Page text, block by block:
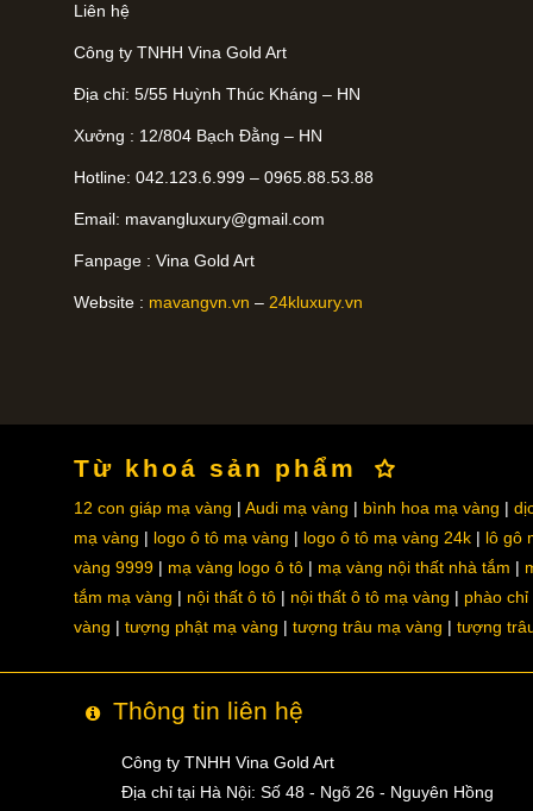
Liên hệ
Công ty TNHH Vina Gold Art
Địa chỉ: 5/55 Huỳnh Thúc Kháng – HN
Xưởng : 12/804 Bạch Đằng – HN
Hotline: 042.123.6.999 – 0965.88.53.88
Email: mavangluxury@gmail.com
Fanpage : Vina Gold Art
Website : mavangvn.vn – 24kluxury.vn
Từ khoá sản phẩm
12 con giáp mạ vàng Audi mạ vàng bình hoa mạ vàng
mạ vàng
logo ô tô mạ vàng logo ô tô mạ vàng 24k
lô gô
vàng 9999
mạ vàng logo ô tô mạ vàng nội thất nhà tắm
tắm mạ vàng
nội thất ô tô nội thất ô tô mạ vàng
phào chỉ
vàng
tượng phật mạ vàng tượng trâu mạ vàng tượng
Thông tin liên hệ
Công ty TNHH Vina Gold Art
Địa chỉ tại Hà Nội: Số 48 - Ngõ 26 - Nguyên Hồng